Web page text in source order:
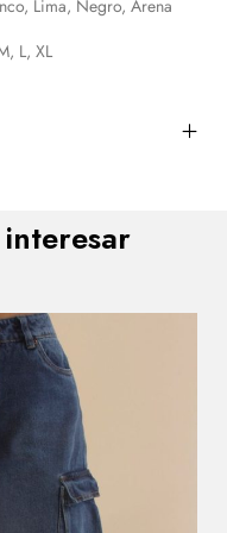
Lima, Negro, Arena
L, XL